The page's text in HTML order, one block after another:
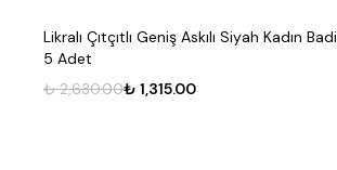
Kadın Likralı Yuvarlak Yaka Kolsuz Badi
Siyah
3.5/ 5.0